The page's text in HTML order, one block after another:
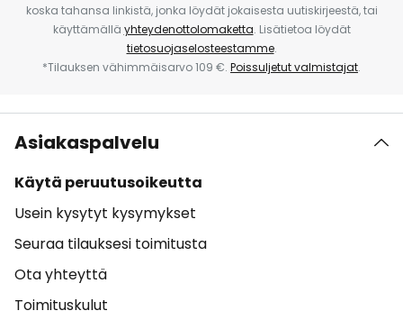
koska tahansa linkistä, jonka löydät jokaisesta uutiskirjeestä, tai
käyttämällä yhteydenottolomaketta. Lisätietoa löydät
tietosuojaselosteestamme.
*Tilauksen vähimmäisarvo 109 €. Poissuljetut valmistajat.
Asiakaspalvelu
Käytä peruutusoikeutta
Usein kysytyt kysymykset
Seuraa tilauksesi toimitusta
Ota yhteyttä
Toimituskulut